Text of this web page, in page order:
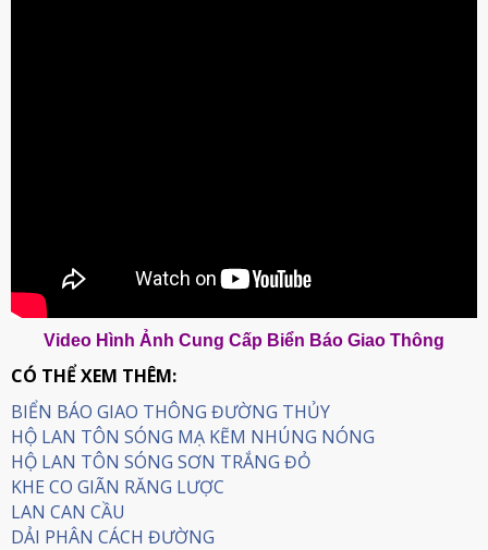
Video Hình Ảnh Cung Cấp Biển Báo Giao Thông
CÓ THỂ XEM THÊM:
BIỂN BÁO GIAO THÔNG ĐƯỜNG THỦY
HỘ LAN TÔN SÓNG MẠ KẼM NHÚNG NÓNG
HỘ LAN TÔN SÓNG SƠN TRẮNG ĐỎ
KHE CO GIÃN RĂNG LƯỢC
LAN CAN CẦU
DẢI PHÂN CÁCH ĐƯỜNG